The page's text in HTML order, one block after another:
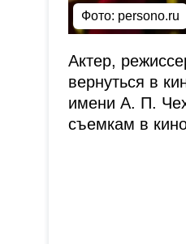
Фото: persono.ru
Актер,
вернуться в
имени А. П.
съемкам в